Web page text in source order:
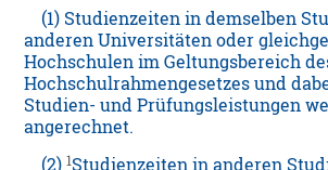
(1) Studienzeiten in demselben
anderen Universitäten oder
Hochschulen im Geltungsbereich
Hochschulrahmengesetzes und
Studien- und Prüfungsleistungen
angerechnet.
(2)1Studienzeiten in anderen